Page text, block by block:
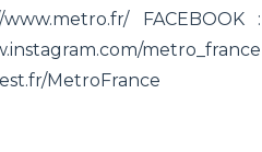
FACEBOOK :
metro_france
MetroFrance